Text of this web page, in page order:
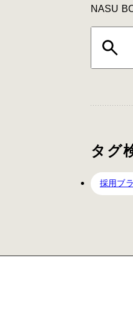
NASU
タグ
採用ブ